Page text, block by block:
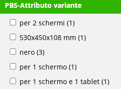
PBS-Attributo variante
per 2 schermi (1)
530x450x108 mm (1)
nero (3)
per 1 schermo (1)
per 1 schermo e 1 tablet (1)